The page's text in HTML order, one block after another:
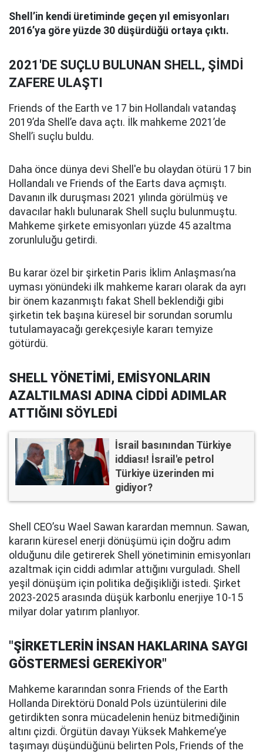
Shell’in kendi üretiminde geçen yıl emisyonları
2016’ya göre yüzde 30 düşürdüğü ortaya çıktı.
2021'DE SUÇLU BULUNAN SHELL, ŞİMDİ
ZAFERE ULAŞTI
Friends of the Earth ve 17 bin Hollandalı vatandaş
2019’da Shell’e dava açtı. İlk mahkeme 2021’de
Shell’i suçlu buldu.
Daha önce dünya devi Shell'e bu olaydan ötürü 17 bin
Hollandalı ve Friends of the Earts dava açmıştı.
Davanın ilk duruşması 2021 yılında görülmüş ve
davacılar haklı bulunarak Shell suçlu bulunmuştu.
Mahkeme şirkete emisyonları yüzde 45 azaltma
zorunluluğu getirdi.
Bu karar özel bir şirketin Paris İklim Anlaşması’na
uyması yönündeki ilk mahkeme kararı olarak da ayrı
bir önem kazanmıştı fakat Shell beklendiği gibi
şirketin tek başına küresel bir sorundan sorumlu
tutulamayacağı gerekçesiyle kararı temyize
götürdü.
SHELL YÖNETİMİ, EMİSYONLARIN
AZALTILMASI ADINA CİDDİ ADIMLAR
ATTIĞINI SÖYLEDİ
İsrail basınından Türkiye
iddiası! İsrail'e petrol
Türkiye üzerinden mi
gidiyor?
Shell CEO’su Wael Sawan karardan memnun. Sawan,
kararın küresel enerji dönüşümü için doğru adım
olduğunu dile getirerek Shell yönetiminin emisyonları
azaltmak için ciddi adımlar attığını vurguladı. Shell
yeşil dönüşüm için politika değişikliği istedi. Şirket
2023-2025 arasında düşük karbonlu enerjiye 10-15
milyar dolar yatırım planlıyor.
"ŞİRKETLERİN İNSAN HAKLARINA SAYGI
GÖSTERMESİ GEREKİYOR"
Mahkeme kararından sonra Friends of the Earth
Hollanda Direktörü Donald Pols üzüntülerini dile
getirdikten sonra mücadelenin henüz bitmediğinin
altını çizdi. Örgütün davayı Yüksek Mahkeme’ye
taşımayı düşündüğünü belirten Pols, Friends of the